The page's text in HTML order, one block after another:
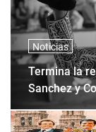
Noticias
Termina la
Sanchez y